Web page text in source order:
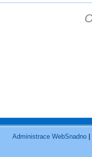
Administrace WebSnadno|